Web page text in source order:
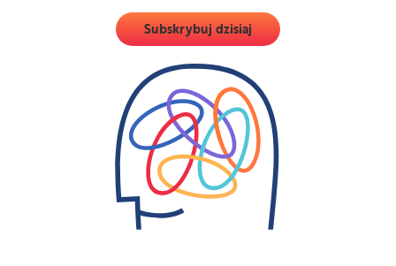
Subskrybuj dzisiaj